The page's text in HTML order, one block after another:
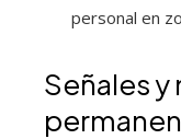
personal en
Señales